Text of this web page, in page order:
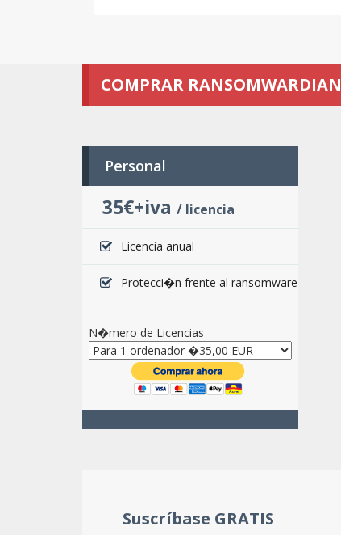
COMPRAR RANSOMWARDIAN
Personal
35€+iva / licencia
Licencia anual
Protecci�n frente al ransomware
N�mero de Licencias
Suscríbase GRATIS